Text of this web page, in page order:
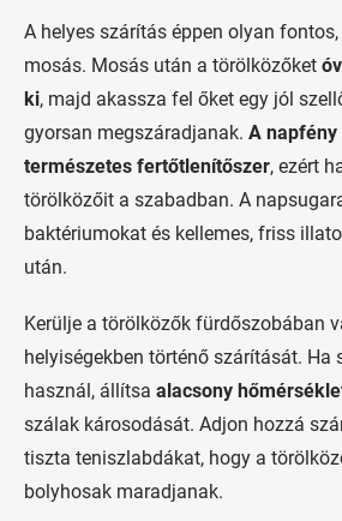
A helyes szárítás éppen olyan
mosás. Mosás után a törölközőket
ki, majd akassza fel őket egy jól
gyorsan megszáradjanak. A napfény
természetes fertőtlenítőszer, ezért
törölközőit a szabadban. A
baktériumokat és kellemes, friss
után.
Kerülje a törölközők fürdőszobában
helyiségekben történő szárítását. Ha
használ, állítsa alacsony
szálak károsodását. Adjon hozzá
tiszta teniszlabdákat, hogy a
bolyhosak maradjanak.